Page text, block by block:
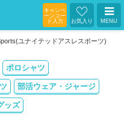
キャンペ
ーンコー
ド入力
お気入り MENU
ユナイテッドアスレスポーツ)
ポロシャツ
部活ウェア・ジャージ
ッズ